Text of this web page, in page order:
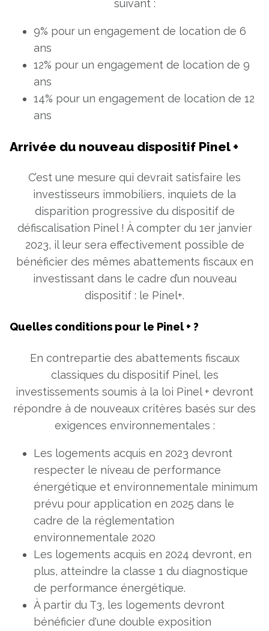
suivant :
9% pour un engagement de location de 6
ans
12% pour un engagement de location de 9
ans
14% pour un engagement de location de 12
ans
Arrivée du nouveau dispositif Pinel +
C’est une mesure qui devrait satisfaire les
investisseurs immobiliers, inquiets de la
disparition progressive du dispositif de
défiscalisation Pinel ! À compter du 1er janvier
2023, il leur sera effectivement possible de
bénéficier des mêmes abattements fiscaux en
investissant dans le cadre d’un nouveau
dispositif : le Pinel+.
Quelles conditions pour le Pinel + ?
En contrepartie des abattements fiscaux
classiques du dispositif Pinel, les
investissements soumis à la loi Pinel + devront
répondre à de nouveaux critères basés sur des
exigences environnementales :
Les logements acquis en 2023 devront
respecter le niveau de performance
énergétique et environnementale minimum
prévu pour application en 2025 dans le
cadre de la réglementation
environnementale 2020
Les logements acquis en 2024 devront, en
plus, atteindre la classe 1 du diagnostique
de performance énergétique.
À partir du T3, les logements devront
bénéficier d'une double exposition